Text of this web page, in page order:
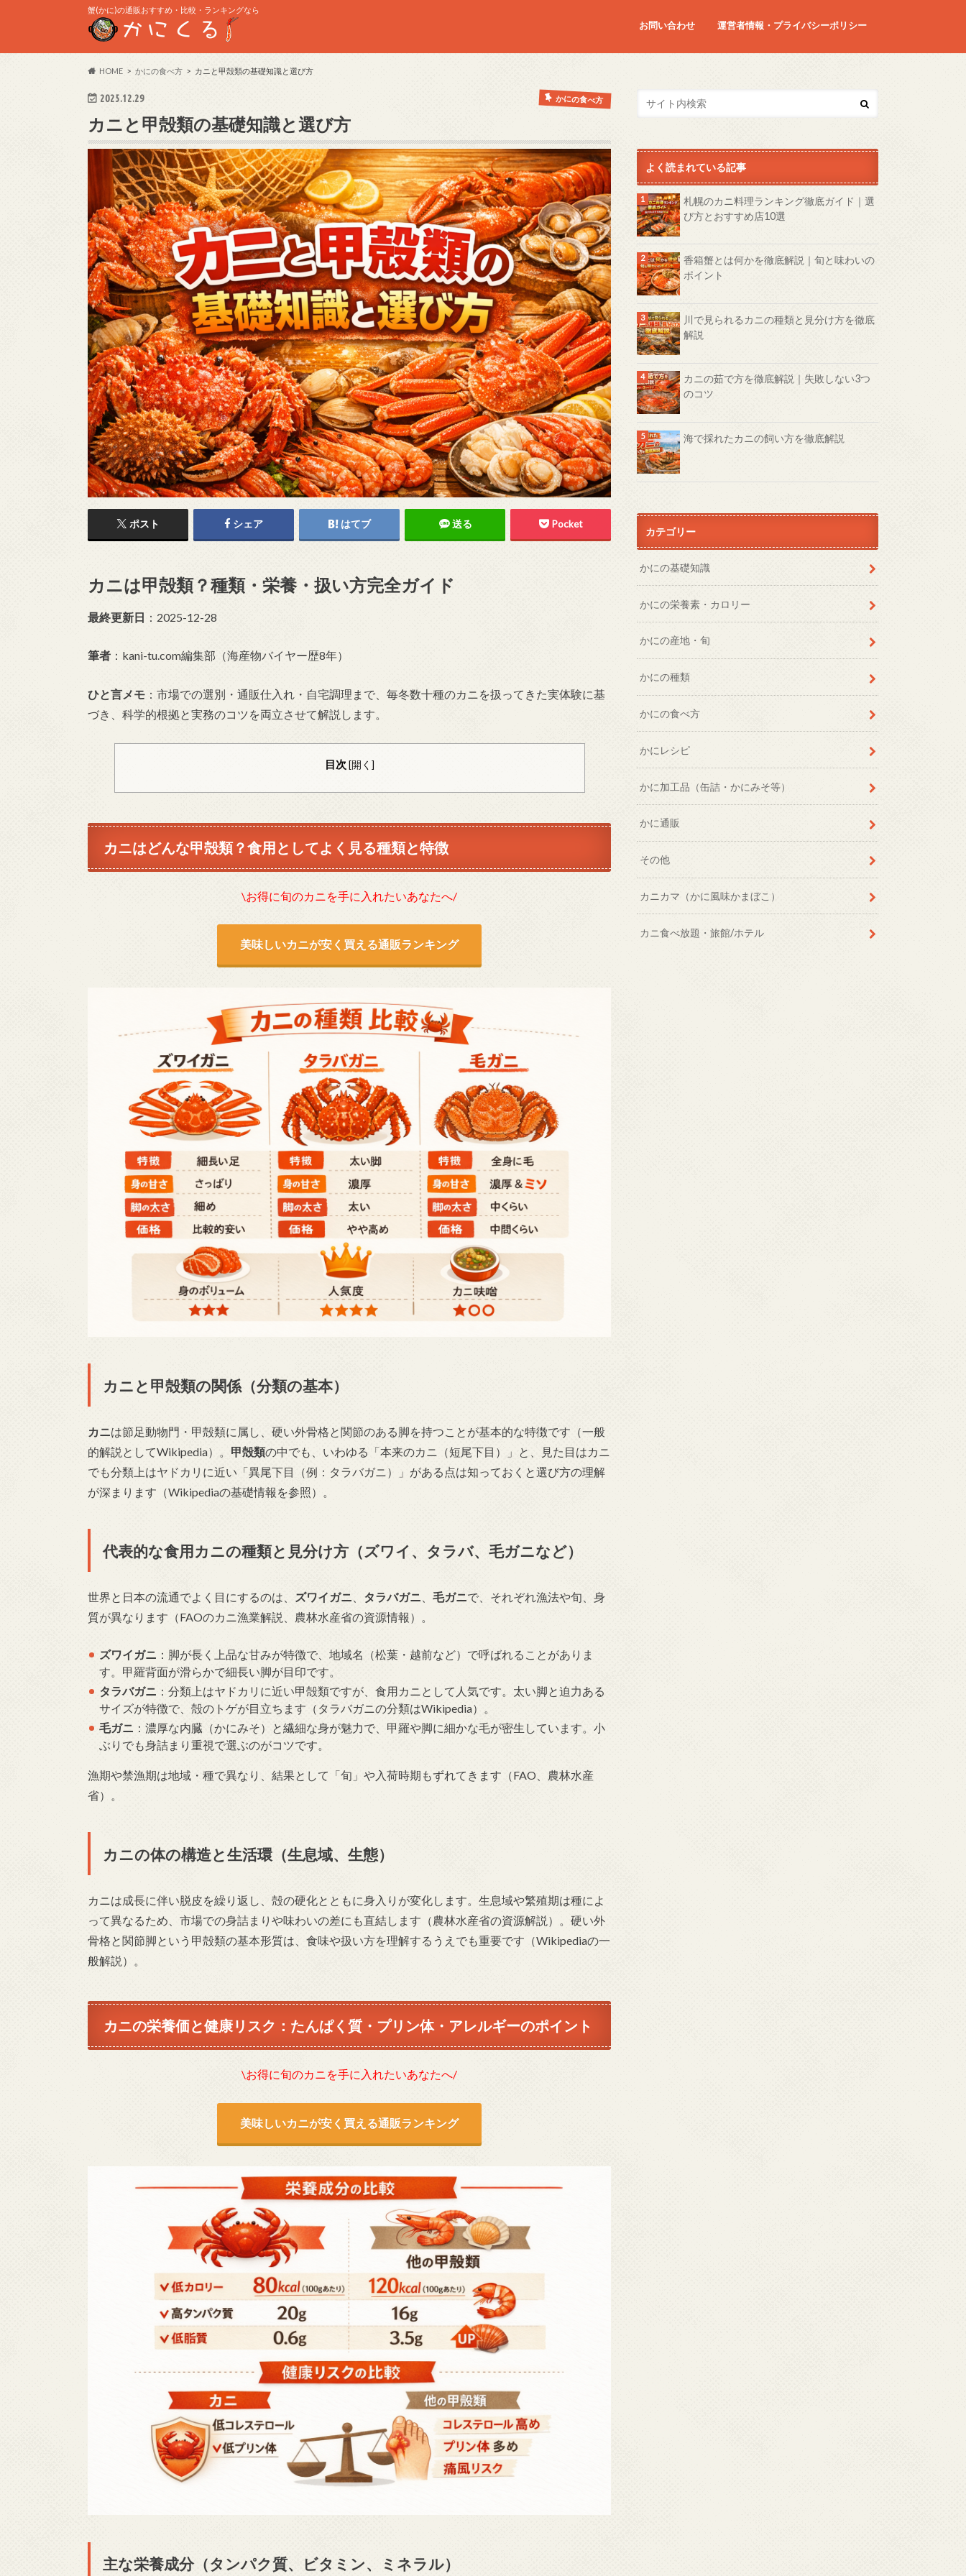
蟹(かに)の通販おすすめ・比較・ランキングなら
お問い合わせ 運営者情報・プライバシーポリシー
HOME かにの食べ方 カニと甲殻類の基礎知識と選び方
2025.12.29 かにの食べ方
カニと甲殻類の基礎知識と選び方
ポスト シェア はてブ 送る Pocket
カニは甲殻類？種類・栄養・扱い方完全ガイド
最終更新日 ：2025-12-28
筆者 ：kani-tu.com編集部（海産物バイヤー歴8年）
ひと言メモ ：市場での選別・通販仕入れ・自宅調理まで、毎冬数十種のカニを扱ってきた実体験に基
づき、科学的根拠と実務のコツを両立させて解説します。
目次 [開く ]
カニはどんな甲殻類？食用としてよく見る種類と特徴
\お得に旬のカニを手に入れたいあなたへ/
美味しいカニが安く買える通販ランキング
カニと甲殻類の関係（分類の基本）
カニは節足動物門・甲殻類に属し、硬い外骨格と関節のある脚を持つことが基本的な特徴です（一般
的解説としてWikipedia）。 甲殻類の中でも、いわゆる「本来のカニ（短尾下目）」と、見た目はカニ
でも分類上はヤドカリに近い「異尾下目（例：タラバガニ）」がある点は知っておくと選び方の理解
が深まります（Wikipediaの基礎情報を参照）。
代表的な食用カニの種類と見分け方（ズワイ、タラバ、毛ガニなど）
世界と日本の流通でよく目にするのは、 ズワイガニ タラバガニ 毛ガニで、それぞれ漁法や旬、身
質が異なります（FAOのカニ漁業解説、農林水産省の資源情報）。
ズワイガニ ：脚が長く上品な甘みが特徴で、地域名（松葉・越前など）で呼ばれることがありま
す。甲羅背面が滑らかで細長い脚が目印です。
タラバガニ ：分類上はヤドカリに近い甲殻類ですが、食用カニとして人気です。太い脚と迫力ある
サイズが特徴で、殻のトゲが目立ちます（タラバガニの分類はWikipedia）。
毛ガニ ：濃厚な内臓（かにみそ）と繊細な身が魅力で、甲羅や脚に細かな毛が密生しています。小
ぶりでも身詰まり重視で選ぶのがコツです。
漁期や禁漁期は地域・種で異なり、結果として「旬」や入荷時期もずれてきます（FAO、農林水産
省）。
カニの体の構造と生活環（生息域、生態）
カニは成長に伴い脱皮を繰り返し、殻の硬化とともに身入りが変化します。生息域や繁殖期は種によ
って異なるため、市場での身詰まりや味わいの差にも直結します（農林水産省の資源解説）。硬い外
骨格と関節脚という甲殻類の基本形質は、食味や扱い方を理解するうえでも重要です（Wikipediaの一
般解説）。
カニの栄養価と健康リスク：たんぱく質・プリン体・アレルギーのポイント
\お得に旬のカニを手に入れたいあなたへ/
美味しいカニが安く買える通販ランキング
主な栄養成分（タンパク質、ビタミン、ミネラル）
よく読まれている記事
札幌のカニ料理ランキング徹底ガイド｜選
び方とおすすめ店10選
香箱蟹とは何かを徹底解説｜旬と味わいの
ポイント
川で見られるカニの種類と見分け方を徹底
解説
カニの茹で方を徹底解説｜失敗しない3つ
のコツ
海で採れたカニの飼い方を徹底解説
カテゴリー
かにの基礎知識
かにの栄養素・カロリー
かにの産地・旬
かにの種類
かにの食べ方
かにレシピ
かに加工品（缶詰・かにみそ等）
かに通販
その他
カニカマ（かに風味かまぼこ）
カニ食べ放題・旅館/ホテル